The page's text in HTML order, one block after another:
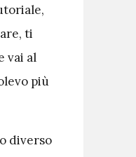
ti
vai al
più
diverso